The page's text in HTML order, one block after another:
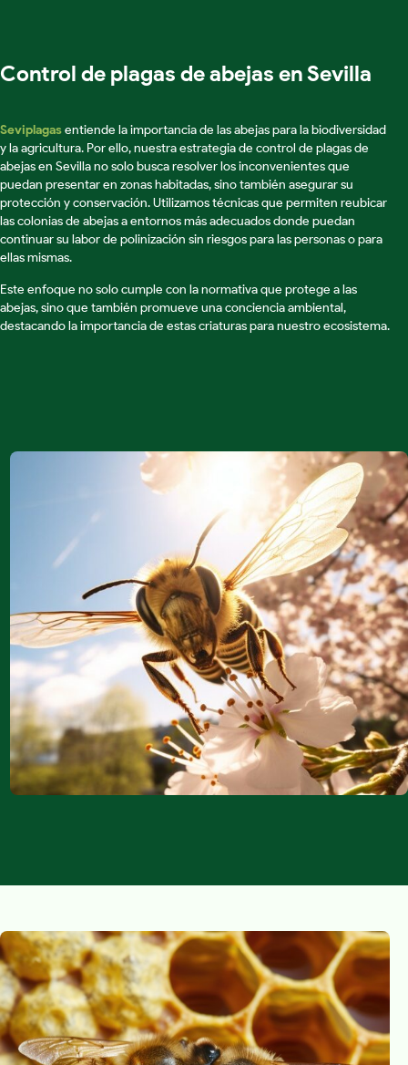
Control de plagas de abejas en Sevilla
Seviplagasentiende la importancia de las abejas para la biodiversidad
y la agricultura. Por ello, nuestra estrategia de control de plagas de
abejas en Sevilla no solo busca resolver los inconvenientes que
puedan presentar en zonas habitadas, sino también asegurar su
protección y conservación. Utilizamos técnicas que permiten reubicar
las colonias de abejas a entornos más adecuados donde puedan
continuar su labor de polinización sin riesgos para las personas o para
ellas mismas.
Este enfoque no solo cumple con la normativa que protege a las
abejas, sino que también promueve una conciencia ambiental,
destacando la importancia de estas criaturas para nuestro ecosistema.